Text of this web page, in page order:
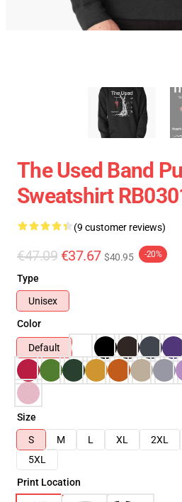
The Used Band
Sweatshirt
(9 customer reviews)
€47.09 €37.67 $40.95 -20%
Type
Unisex
Color
Default
Size
S
M L XL 2XL
5XL
Print Location